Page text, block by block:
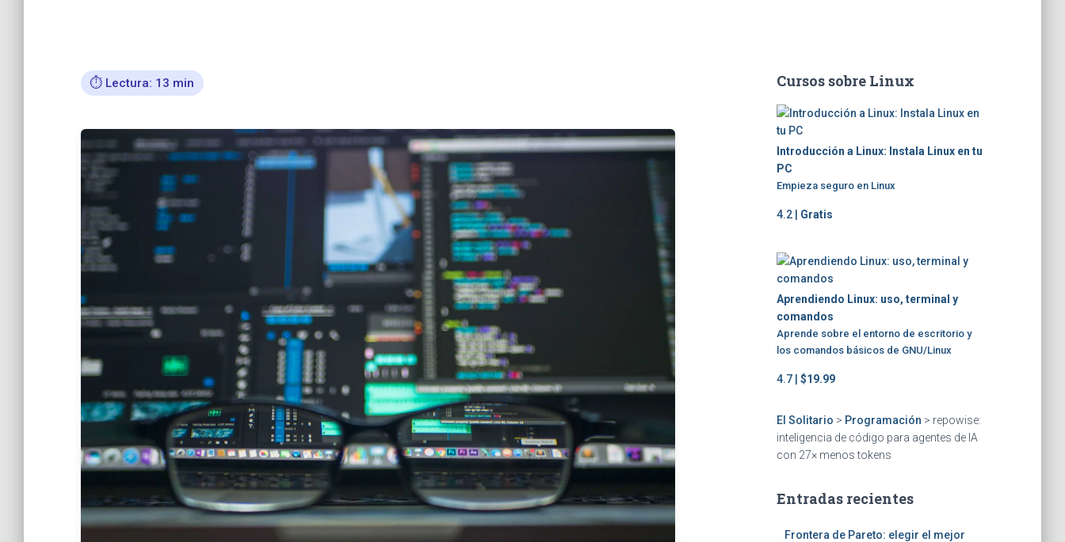
⏱️ Lectura: 13 min Cursos sobre Linux
Introducción a Linux: Instala Linux en tu
PC
Empieza seguro en Linux
4.2 | Gratis
Aprendiendo Linux: uso, terminal y
comandos
Aprende sobre el entorno de escritorio y
los comandos básicos de GNU/Linux
4.7 | $19.99
El Solitario > Programación > repowise:
inteligencia de código para agentes de IA
con 27× menos tokens
Entradas recientes
Frontera de Pareto: elegir el mejor